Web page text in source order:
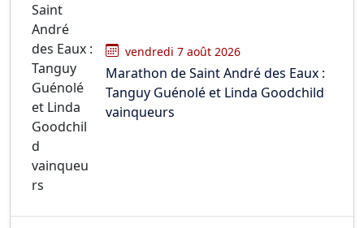
vendredi 7 août 2026
Marathon de Saint André des Eaux :
Tanguy Guénolé et Linda Goodchild
vainqueurs